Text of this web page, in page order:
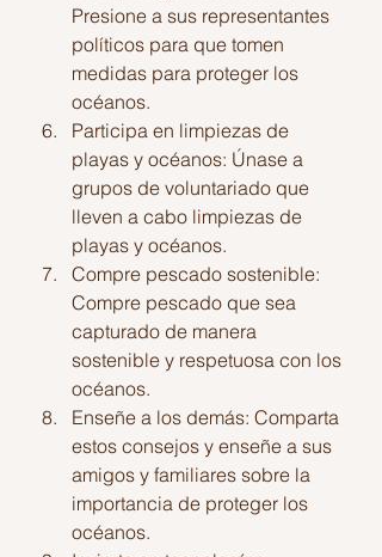
Presione a sus representantes
políticos para que tomen
medidas para proteger los
océanos.
Participa en limpiezas de
playas y océanos: Únase a
grupos de voluntariado que
lleven a cabo limpiezas de
playas y océanos.
Compre pescado sostenible:
Compre pescado que sea
capturado de manera
sostenible y respetuosa con los
océanos.
Enseñe a los demás: Comparta
estos consejos y enseñe a sus
amigos y familiares sobre la
importancia de proteger los
océanos.